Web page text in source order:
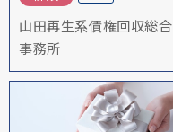
山田再生系債権回収総合
事務所